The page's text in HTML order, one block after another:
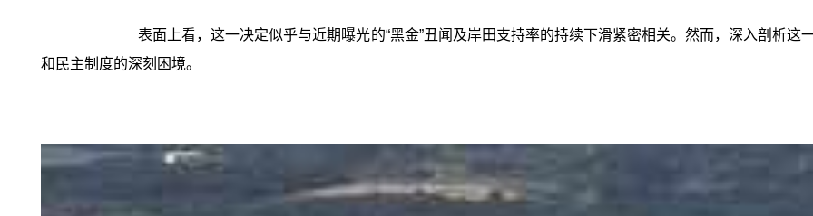
表面上看，这一决定似乎与近期曝光的“黑金”丑闻及岸田支持率的持续下滑紧密相关。然而，深入剖析
和民主制度的深刻困境。